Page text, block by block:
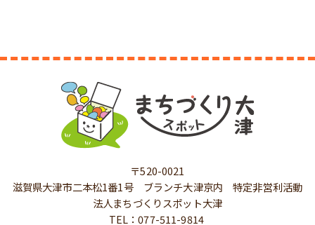
〒520-0021
滋賀県大津市二本松1番1号 ブランチ大津京内 特定非営利活動
法人まちづくりスポット大津
TEL：077-511-9814